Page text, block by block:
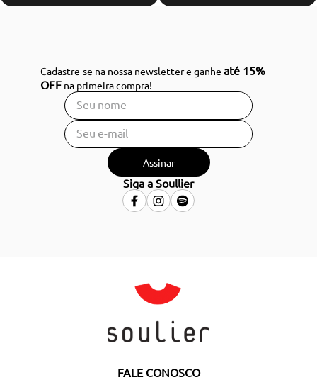
Cadastre-se na nossa newsletter e ganheaté 15%
OFF na primeira compra!
Assinar
Siga a Soullier
FALE CONOSCO